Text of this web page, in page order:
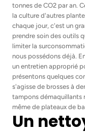
tonnes de CO2 par an.
la culture d'autres
chaque jour, c'est un
prendre soin des outils
limiter la
nous possédons déjà.
un entretien approprié
présentons quelques
s'agisse de brosses à
tampons démaquillants
même de plateaux de
Un